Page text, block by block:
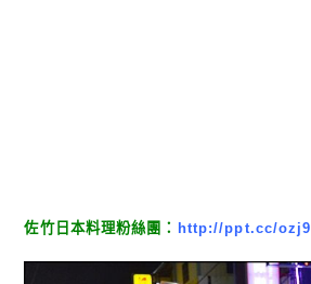
佐竹日本料理粉絲團： http://ppt.cc/ozj9